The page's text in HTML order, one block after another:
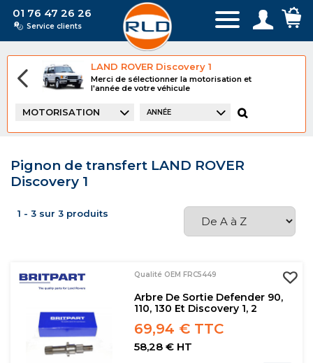
01 76 47 26 26
Service clients
LAND ROVER Discovery 1
Merci de sélectionner la motorisation et
l'année de votre véhicule
MOTORISATION ANNÉE
Pignon de transfert LAND ROVER
Discovery 1
1 - 3 sur 3 produits
Qualité OEM FRC5449
Arbre De Sortie Defender 90,
110, 130 Et Discovery 1, 2
69,94 € TTC
58,28 € HT